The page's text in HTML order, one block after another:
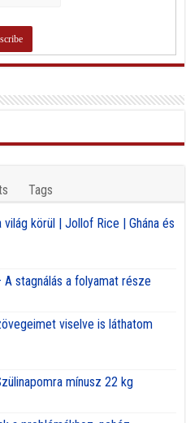
Tags
körül | Jollof Rice | Ghána és
stagnálás a folyamat része
viselve is láthatom
mínusz 22 kg